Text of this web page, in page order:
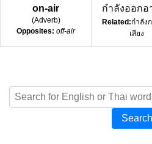
on-air
(Adverb)
Opposites: off-air
กำลังออกอ
Related:กำลัง
เสียง
Search